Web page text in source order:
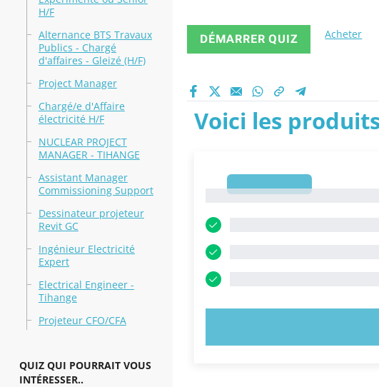
H/F
Alternance BTS Travaux
Publics - Chargé
d'affaires - Gleizé (H/F)
Project Manager
Chargé/e d'Affaire
électricité H/F
NUCLEAR PROJECT
MANAGER - TIHANGE
Assistant Manager
Commissioning Support
Dessinateur projeteur
Revit GC
Ingénieur Electricité
Expert
Electrical Engineer -
Tihange
Projeteur CFO/CFA
QUIZ QUI POURRAIT VOUS
INTÉRESSER..
DÉMARRER QUIZ Acheter
Voici les